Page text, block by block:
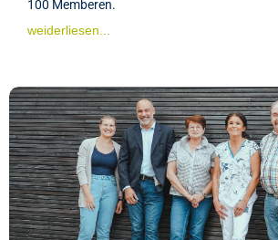
100 Memberen.
weiderliesen...